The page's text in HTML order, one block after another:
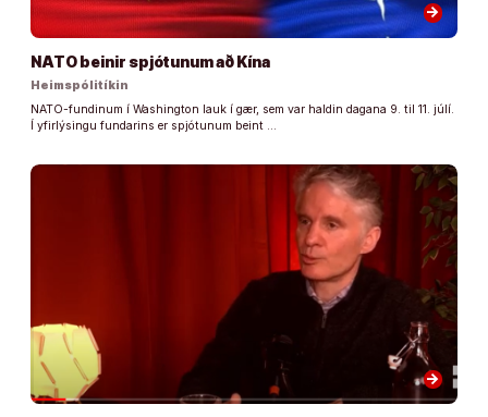
arrow_forward
NATO beinir spjótunum að Kína
Heimspólitíkin
NATO-fundinum í Washington lauk í gær, sem var haldin dagana 9. til 11. júlí.
Í yfirlýsingu fundarins er spjótunum beint …
arrow_forward